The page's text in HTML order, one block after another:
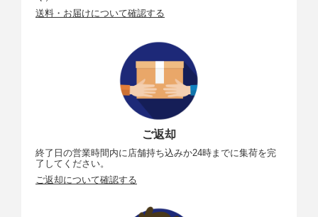
送料・お届けについて確認する
ご返却
終了日の営業時間内に店舗持ち込みか24時までに集荷を完
了してください。
ご返却について確認する